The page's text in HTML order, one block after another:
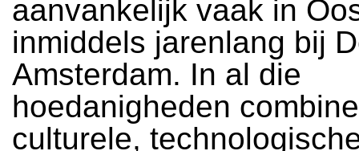
aanvankelijk vaak in
inmiddels jarenlang bij
Amsterdam. In al die
hoedanigheden
culturele,